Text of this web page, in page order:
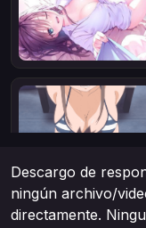
Descargo de
ningún archivo/
directamente.